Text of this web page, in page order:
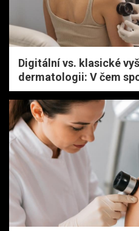
Digitální vs. klasické
dermatologii: V čem